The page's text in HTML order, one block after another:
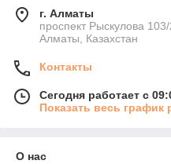
г. Алматы
проспект Рыскулова
Алматы, Казахстан
Контакты
Сегодня работает с
Показать весь график
О нас